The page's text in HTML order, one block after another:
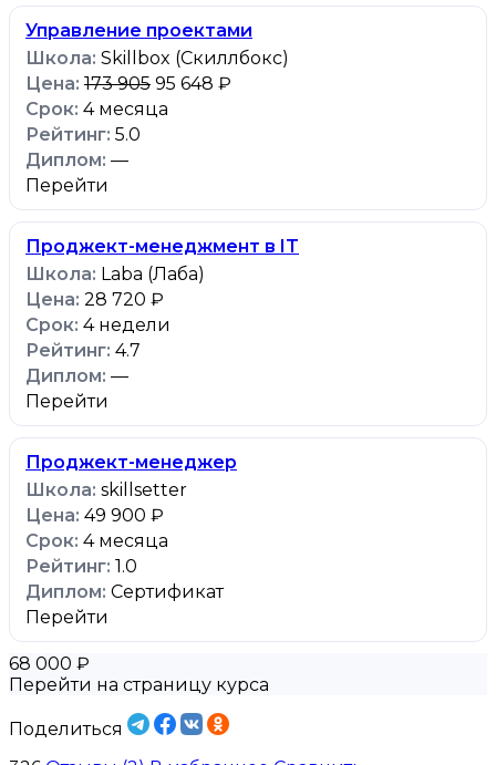
Управление проектами
Skillbox (Скиллбокс)
173 905 95 648 ₽
4 месяца
5.0
—
Перейти
Проджект-менеджмент в IT
Laba (Лаба)
28 720 ₽
4 недели
4.7
—
Перейти
Проджект-менеджер
skillsetter
49 900 ₽
4 месяца
1.0
Сертификат
Перейти
68 000 ₽
Перейти на страницу курса
Поделиться